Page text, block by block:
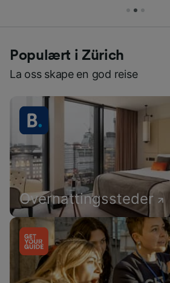
Populært i Zürich
La oss skape en god reise
Overnattingssteder